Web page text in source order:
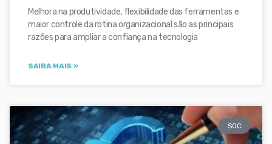
Melhora na produtividade, flexibilidade das ferramentas e
maior controle da rotina organizacional são as principais
razões para ampliar a confiança na tecnologia
SAIBA MAIS »
SOC